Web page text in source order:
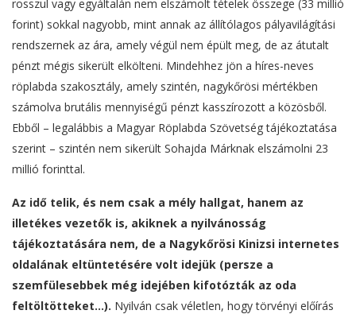
rosszul vagy egyáltalán nem elszámolt tételek összege (33 millió
forint) sokkal nagyobb, mint annak az állítólagos pályavilágítási
rendszernek az ára, amely végül nem épült meg, de az átutalt
pénzt mégis sikerült elkölteni. Mindehhez jön a híres-neves
röplabda szakosztály, amely szintén, nagykőrösi mértékben
számolva brutális mennyiségű pénzt kasszírozott a közösből.
Ebből – legalábbis a Magyar Röplabda Szövetség tájékoztatása
szerint – szintén nem sikerült Sohajda Márknak elszámolni 23
millió forinttal.
Az idő telik, és nem csak a mély hallgat, hanem az
illetékes vezetők is, akiknek a nyilvánosság
tájékoztatására nem, de a Nagykőrösi Kinizsi internetes
oldalának eltüntetésére volt idejük (persze a
szemfülesebbek még idejében kifotózták az oda
feltöltötteket…). Nyilván csak véletlen, hogy törvényi előírás